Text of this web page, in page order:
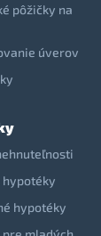
pôžičky na
úverov
hypotéky